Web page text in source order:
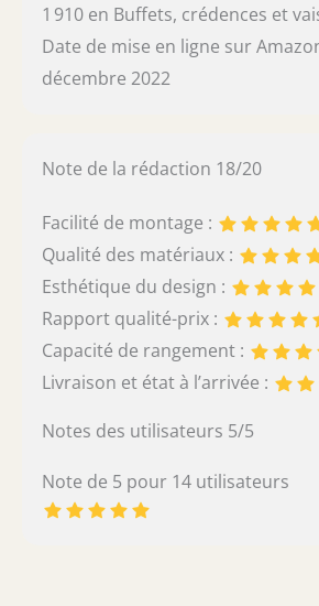
1 910 en Buffets, crédences et
Date de mise en ligne sur
décembre 2022
Note de la rédaction 18/20
Facilité de montage :
Qualité des matériaux :
Esthétique du design :
Rapport qualité-prix :
Capacité de rangement :
Livraison et état à l’arrivée :
Notes des utilisateurs 5/5
Note de 5 pour 14 utilisateurs